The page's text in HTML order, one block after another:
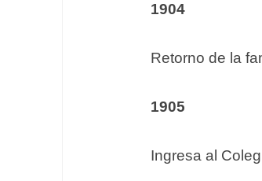
1904
Retorno de la
1905
Ingresa al